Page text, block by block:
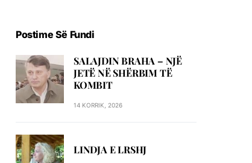
Postime Së Fundi
SALAJDIN BRAHA – NJЁ
JETЁ NЁ SHЁRBIM TЁ
KOMBIT
14 KORRIK, 2026
LINDJA E LRSHJ